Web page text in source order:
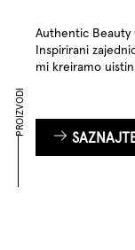
Authentic Beauty
Inspirirani
mi kreiramo
PROIZVODI